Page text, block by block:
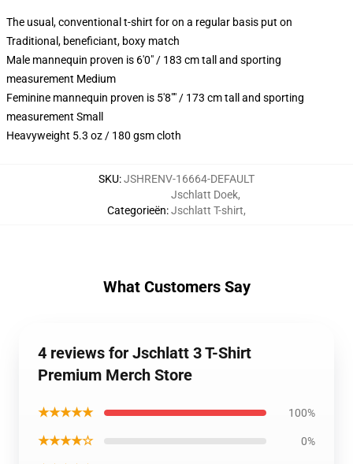
The usual, conventional t-shirt for on a regular basis put on
Traditional, beneficiant, boxy match
Male mannequin proven is 6'0" / 183 cm tall and sporting
measurement Medium
Feminine mannequin proven is 5'8"" / 173 cm tall and sporting
measurement Small
Heavyweight 5.3 oz / 180 gsm cloth
SKU:JSHRENV-16664-DEFAULT
Categorieën:
Jschlatt Doek,
Jschlatt T-shirt,
What Customers Say
4 reviews for Jschlatt 3 T-Shirt
Premium Merch Store
★★★★★ 100%
★★★★☆ 0%